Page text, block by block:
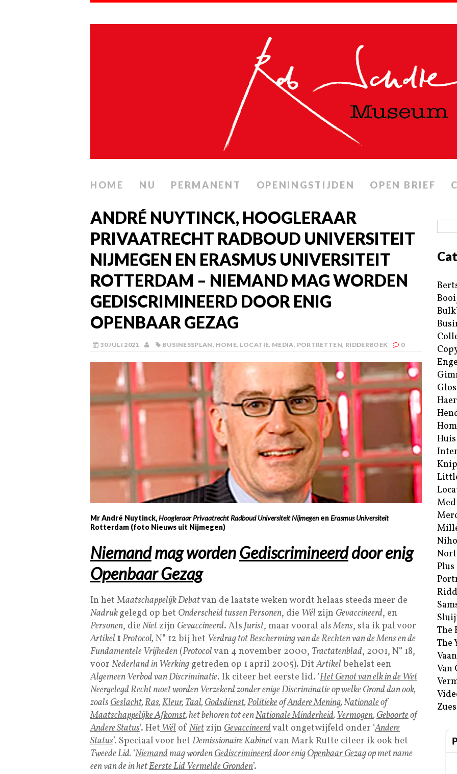
HOME NU PERMANENT OPENINGSTIJDEN OPEN BRIEF
ANDRÉ NUYTINCK, HOOGLERAAR
PRIVAATRECHT RADBOUD UNIVERSITEIT
NIJMEGEN EN ERASMUS UNIVERSITEIT
ROTTERDAM – NIEMAND MAG WORDEN
GEDISCRIMINEERD DOOR ENIG
OPENBAAR GEZAG
30 JULI 2021 BUSINESSPLAN, HOME, LOCATIE, MEDIA, PORTRETTEN, RIDDERBOEK 0
Mr André Nuytinck,Hoogleraar Privaatrecht Radboud Universiteit NijmegenenErasmus Universiteit
Rotterdam (foto Nieuws uit Nijmegen)
Niemandmag wordenGediscrimineerddoor enig
Openbaar Gezag
In het Maatschappelijk Debatvan de laatste weken wordt helaas steeds meer de
Nadrukgelegd op het Onderscheid tussen Personen, die Wél zijn Gevaccineerd, en
Personen, dieNietzijn Gevaccineerd. AlsJurist, maar vooral als Mens, sta ik pal voor
Artikel 1Protocol,N° 12 bij het Verdrag tot Bescherming van de Rechten van de Mens en de
Fundamentele Vrijheden (Protocolvan 4 november 2000, Tractatenblad, 2001, N° 18,
voor Nederland in Werking getreden op 1 april 2005). DitArtikel behelst een
Algemeen Verbod van Discriminatie. Ik citeer het eerste lid. ‘Het Genot van elk in de Wet
Neergelegd Rechtmoet wordenVerzekerd zonder enige Discriminatieop welkeGronddan ook,
zoalsGeslacht,Ras,Kleur,Taal,Godsdienst,PolitiekeofAndere Mening, Nationaleof
Maatschappelijke Afkomst, het behoren tot eenNationale Minderheid,Vermogen,Geboorteof
Andere Status’. HetWél of Nietzijn Gevaccineerdvalt ongetwijfeld onder ‘Andere
Status’. Speciaal voor het Demissionaire Kabinetvan Mark Rutte citeer ik ook het
Tweede Lid. ‘Niemandmag wordenGediscrimineerddoor enigOpenbaar Gezagop met name
een van de in hetEerste Lid Vermelde Gronden’.
Plus
The
The
Van